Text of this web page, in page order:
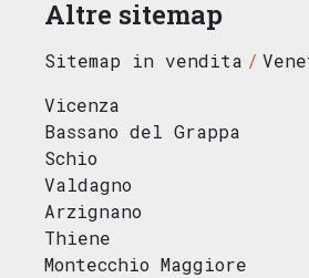
Altre sitemap
Sitemap in vendita
Vicenza
Bassano del Grappa
Schio
Valdagno
Arzignano
Thiene
Montecchio Maggiore